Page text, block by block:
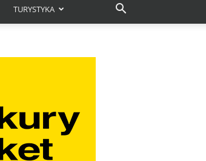
TURYSTYKA